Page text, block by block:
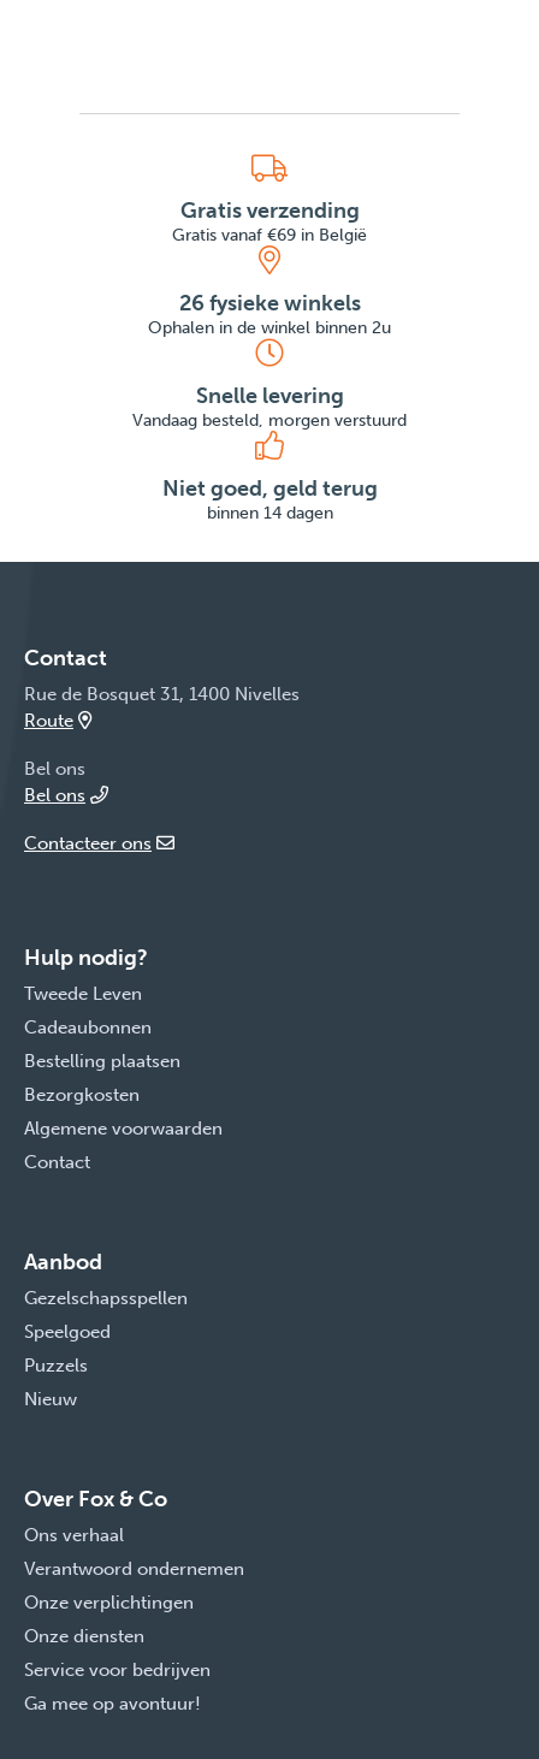
Gratis verzending
Gratis vanaf €69 in België
26 fysieke winkels
Ophalen in de winkel binnen 2u
Snelle levering
Vandaag besteld, morgen verstuurd
Niet goed, geld terug
binnen 14 dagen
Contact
Rue de Bosquet 31, 1400 Nivelles
Route
Bel ons
Bel ons
Contacteer ons
Hulp nodig?
Tweede Leven
Cadeaubonnen
Bestelling plaatsen
Bezorgkosten
Algemene voorwaarden
Contact
Aanbod
Gezelschapsspellen
Speelgoed
Puzzels
Nieuw
Over Fox & Co
Ons verhaal
Verantwoord ondernemen
Onze verplichtingen
Onze diensten
Service voor bedrijven
Ga mee op avontuur!